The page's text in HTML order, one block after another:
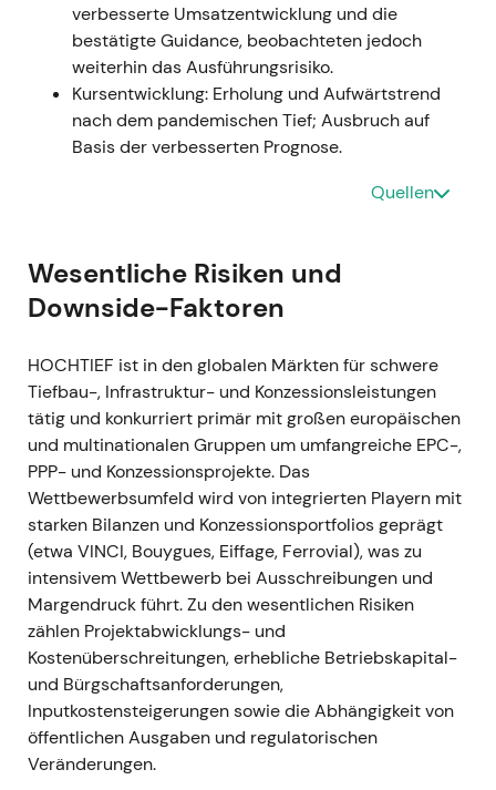
verbesserte Umsatzentwicklung und die
bestätigte Guidance, beobachteten jedoch
weiterhin das Ausführungsrisiko.
Kursentwicklung: Erholung und Aufwärtstrend
nach dem pandemischen Tief; Ausbruch auf
Basis der verbesserten Prognose.
(+26 % ggü. Vorjahr, vergleichbare Basis);
nominaler Nettogewinn €208 Mio. nach einer
außerordentlichen Belastung von €195 Mio.
Altprojekt in Chile; starke Cashgenerierung
und Nettoliquidität von rund €556 Mio.;
Dividendenvorschlag €1,91 je Aktie[3],[2].
Das operative Kerngeschäft bestätigte die
Erholungsthese, doch die Chile-Belastung
sorgte für Kursschwankungen und rückte
Projekt- und Rechtsrisiken aus der
Vergangenheit wieder in den Fokus der
Investoren.
Kursentwicklung: Volatile Seitwärtsbewegung
während der Verarbeitung des Einmaleffekts;
der übergeordnete Aufwärtstrend blieb intakt.
Feb–Jun 2022 — CIMIC-Übernahme
(Australien)
23. Feb.–10. Jun. 2022 — HOCHTIEF initiierte
Quellen
Wesentliche Risiken und
Downside-Faktoren
HOCHTIEF ist in den globalen Märkten für schwere
Tiefbau-, Infrastruktur- und Konzessionsleistungen
tätig und konkurriert primär mit großen europäischen
und multinationalen Gruppen um umfangreiche EPC-,
PPP- und Konzessionsprojekte. Das
Wettbewerbsumfeld wird von integrierten Playern mit
starken Bilanzen und Konzessionsportfolios geprägt
(etwa VINCI, Bouygues, Eiffage, Ferrovial), was zu
intensivem Wettbewerb bei Ausschreibungen und
Margendruck führt. Zu den wesentlichen Risiken
zählen Projektabwicklungs- und
Kostenüberschreitungen, erhebliche Betriebskapital-
und Bürgschaftsanforderungen,
Inputkostensteigerungen sowie die Abhängigkeit von
öffentlichen Ausgaben und regulatorischen
Veränderungen.